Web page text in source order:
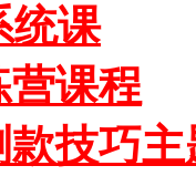
统课
课程
技巧主